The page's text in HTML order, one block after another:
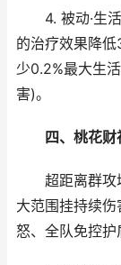
4. 被动·生活
的治疗效果降
少0.2%最大生
害)。
四、桃花财
超距离群攻增
大范围挂持续
怒、全队免控护